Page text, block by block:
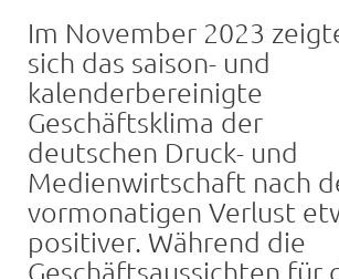
Im November 2023
sich das saison- und
kalenderbereinigte
Geschäftsklima der
deutschen Druck- und
Medienwirtschaft nach
vormonatigen Verlust
positiver. Während die
Geschäftsaussichten für